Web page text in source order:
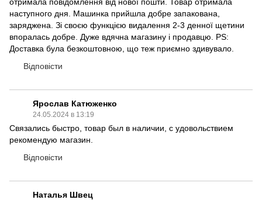
наступного дня. Машинка прийшла добре запакована,
заряджена. Зі своєю функцією видалення 2-3 денної щетини
впоралась добре. Дуже вдячна магазину і продавцю. PS:
Доставка була безкоштовною, що теж приємно здивувало.
Відповісти
Ярослав Катюженко
24.05.2024 в 13:19
Связались быстро, товар был в наличии, с удовольствием
рекомендую магазин.
Відповісти
Наталья Швец